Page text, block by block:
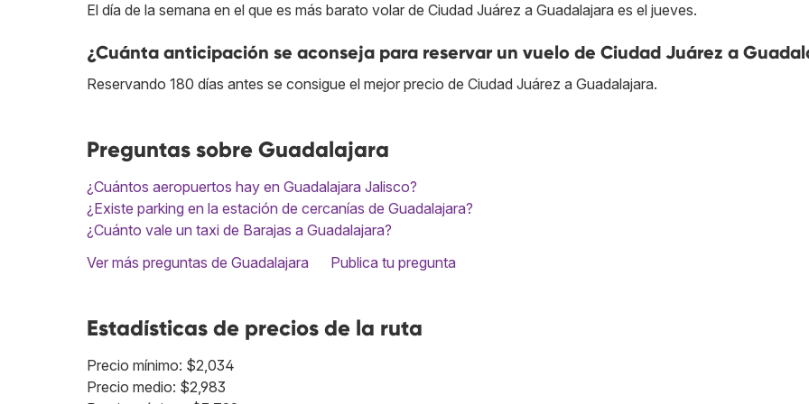
El día de la semana en el que es más barato volar de Ciudad Juárez a Guadalajara es el jueves.
¿Cuánta anticipación se aconseja para reservar un vuelo de Ciudad Juárez a
Reservando 180 días antes se consigue el mejor precio de Ciudad Juárez a Guadalajara.
Preguntas sobre Guadalajara
¿Cuántos aeropuertos hay en Guadalajara Jalisco?
¿Existe parking en la estación de cercanías de Guadalajara?
¿Cuánto vale un taxi de Barajas a Guadalajara?
Ver más preguntas de Guadalajara
Publica tu pregunta
Estadísticas de precios de la ruta
Precio mínimo: $2,034
Precio medio: $2,983